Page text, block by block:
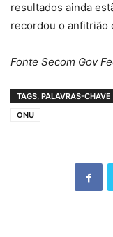
resultados ainda
recordou o anfitrião
Fonte Secom Gov
TAGS, PALAVRAS-CHAVE
ONU